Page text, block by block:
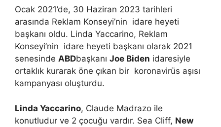
Ocak 2021’de, 30 Haziran 2023 tarihleri
arasında Reklam Konseyi’nin idare heyeti
başkanı oldu. Linda Yaccarino, Reklam
Konseyi’nin idare heyeti başkanı olarak 2021
senesinde ABDbaşkanı Joe Biden idaresiyle
ortaklık kurarak öne çıkan bir koronavirüs aşısı
kampanyası oluşturdu.
Linda Yaccarino, Claude Madrazo ile
konutludur ve 2 çocuğu vardır. Sea Cliff, New